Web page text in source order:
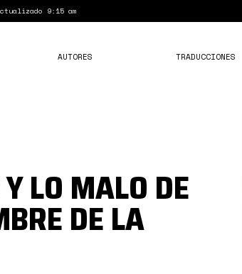
9:15 am
AUTORES TRADUCCIONES
LO MALO DE
DE LA